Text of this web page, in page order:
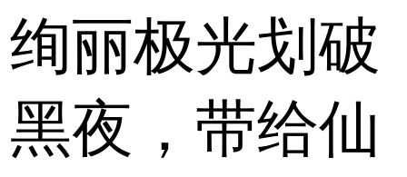
绚丽极光划破
黑夜，带给仙